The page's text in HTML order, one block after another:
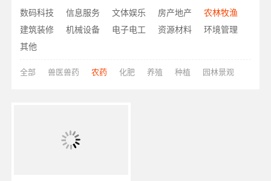
数码科技
信息服务 文体娱乐 房产地产
农林牧渔
建筑装修
机械设备 电子电工 资源材料
环境管理
其他
全部 兽医兽药 农药 化肥 养殖 种植 园林景观